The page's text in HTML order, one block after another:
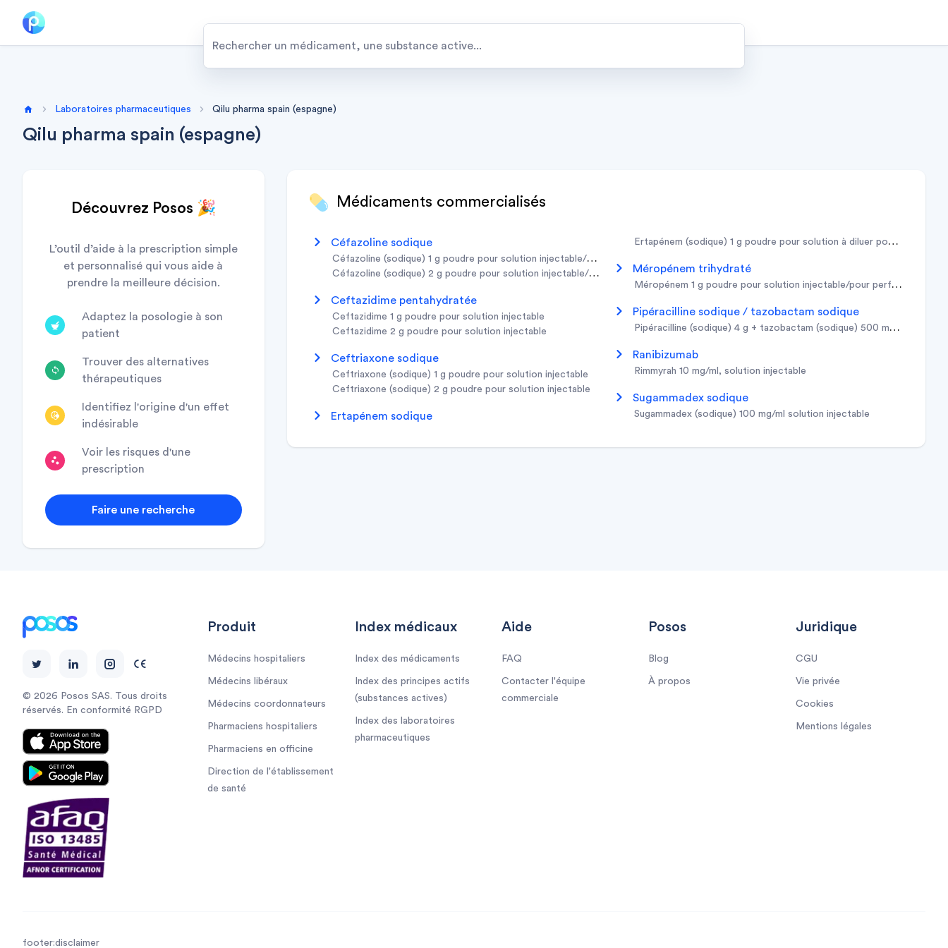
Home
Laboratoires pharmaceutiques Qilu pharma spain (espagne)
Qilu pharma spain (espagne)
Découvrez Posos 🎉
L’outil d’aide à la prescription simple
et personnalisé qui vous aide à
prendre la meilleure décision.
Adaptez la posologie à son
patient
Trouver des alternatives
thérapeutiques
Identifiez l'origine d'un effet
indésirable
Voir les risques d'une
prescription
Faire une recherche
Médicaments commercialisés
céfazoline sodique
céfazoline (sodique) 1 g poudre pour solution injectable/pour perfusion
céfazoline (sodique) 2 g poudre pour solution injectable/pour perfusion
ceftazidime pentahydratée
ceftazidime 1 g poudre pour solution injectable
ceftazidime 2 g poudre pour solution injectable
ceftriaxone sodique
ceftriaxone (sodique) 1 g poudre pour solution injectable
ceftriaxone (sodique) 2 g poudre pour solution injectable
ertapénem sodique
ertapénem (sodique) 1 g poudre pour solution à diluer pour perfusion
méropénem trihydraté
méropénem 1 g poudre pour solution injectable/pour perfusion
pipéracilline sodique / tazobactam sodique
pipéracilline (sodique) 4 g + tazobactam (sodique) 500 mg poudre
ranibizumab
rimmyrah 10 mg/ml, solution injectable
sugammadex sodique
sugammadex (sodique) 100 mg/ml solution injectable
© 2026 Posos SAS. Tous droits
réservés. En conformité RGPD
Produit
Médecins hospitaliers
Médecins libéraux
Médecins coordonnateurs
Pharmaciens hospitaliers
Pharmaciens en officine
Direction de l'établissement
de santé
Index médicaux
Index des médicaments
Index des principes actifs
(substances actives)
Index des laboratoires
pharmaceutiques
Aide
FAQ
Contacter l'équipe
commerciale
Posos
Blog
À propos
Juridique
CGU
Vie privée
Cookies
Mentions légales
footer:disclaimer